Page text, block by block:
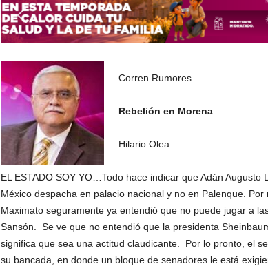
Corren Rumores
Rebelión en Morena
Hilario Olea
EL ESTADO SOY YO…Todo hace indicar que Adán
México despacha en palacio nacional y no en Palenque.
Maximato seguramente ya entendió que no puede jugar a
Sansón. Se ve que no entendió que la presidenta
significa que sea una actitud claudicante. Por lo pronto, el
su bancada, en donde un bloque de senadores le está